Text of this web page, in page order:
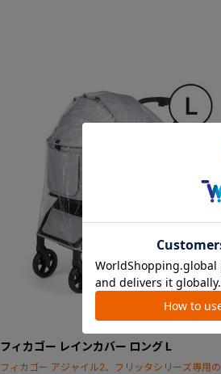
フィカゴー レインカバー ロング L
フィカゴー アジャイル2、フリッタシリーズ専用の